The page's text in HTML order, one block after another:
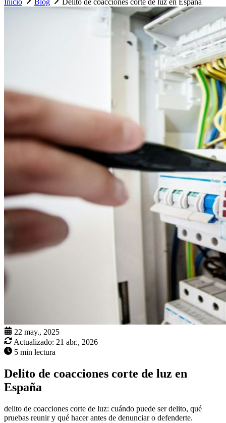
Inicio Blog Delito de coacciones corte de luz en España
22 may., 2025
Actualizado: 21 abr., 2026
5 min lectura
Delito de coacciones corte de luz en
España
delito de coacciones corte de luz: cuándo puede ser delito, qué
pruebas reunir y qué hacer antes de denunciar o defenderte.